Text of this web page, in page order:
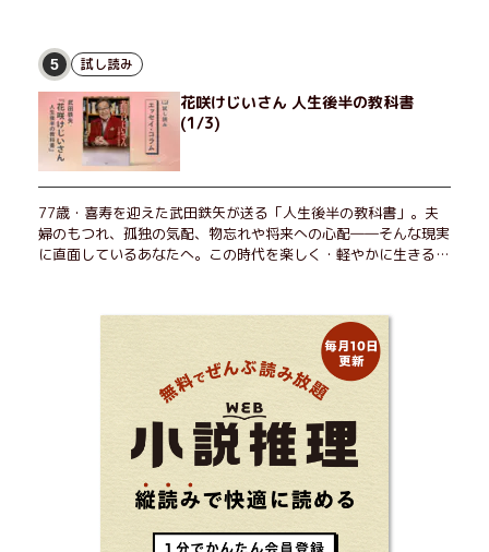
5 試し読み
花咲けじいさん 人生後半の教科書
(1/3)
77歳・喜寿を迎えた武田鉄矢が送る「人生後半の教科書」。夫
婦のもつれ、孤独の気配、物忘れや将来への心配――そんな現実
に直面しているあなたへ。この時代を楽しく・軽やかに生きるヒ
ら！ 読むだけで前向きになれる一冊。